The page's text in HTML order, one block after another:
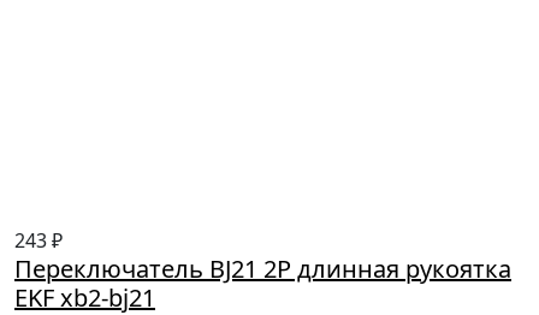
243 ₽
Переключатель BJ21 2P длинная рукоятка
EKF xb2-bj21